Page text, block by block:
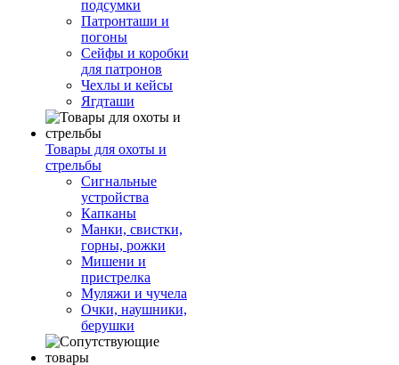
подсумки
Патронташи и
погоны
Сейфы и коробки
для патронов
Чехлы и кейсы
Ягдташи
Товары для охоты и
стрельбы
Сигнальные
устройства
Капканы
Манки, свистки,
горны, рожки
Мишени и
пристрелка
Муляжи и чучела
Очки, наушники,
берушки